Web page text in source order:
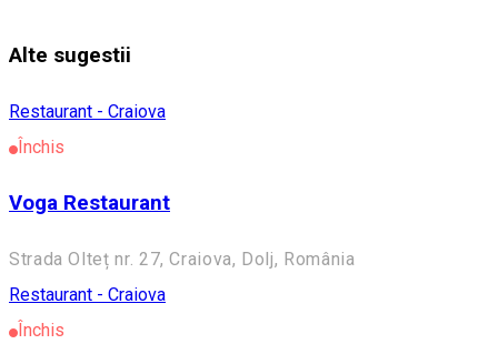
Alte sugestii
Restaurant - Craiova
Închis
Voga Restaurant
Strada Olteț nr. 27, Craiova, Dolj, România
Restaurant - Craiova
Închis